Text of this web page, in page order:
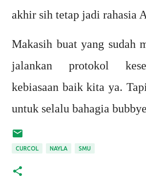
akhir sih tetap jadi rahasia
Makasih buat yang sudah
jalankan protokol
kebiasaan baik kita ya.
untuk selalu bahagia
CURCOL NAYLA SMU